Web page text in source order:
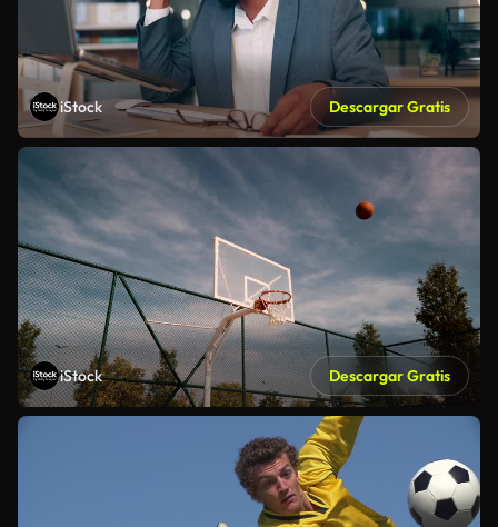
iStock Descargar Gratis
iStock Descargar Gratis